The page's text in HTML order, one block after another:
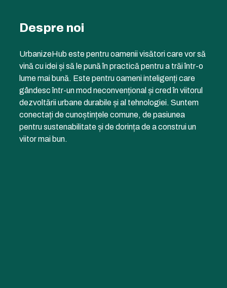
Despre noi
UrbanizeHub este pentru oamenii visători care vor să
vină cu idei și să le pună în practică pentru a trăi într-o
lume mai bună. Este pentru oameni inteligenți care
gândesc într-un mod neconvențional și cred în viitorul
dezvoltării urbane durabile și al tehnologiei. Suntem
conectați de cunoștințele comune, de pasiunea
pentru sustenabilitate și de dorința de a construi un
viitor mai bun.